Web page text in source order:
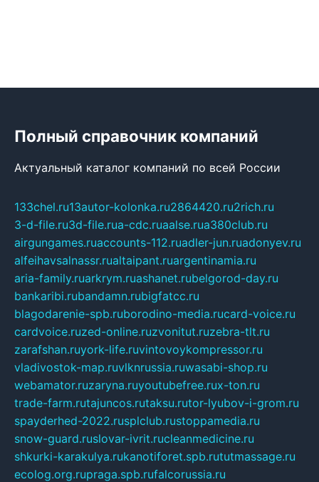
Полный справочник компаний
Актуальный каталог компаний по всей России
133chel.ru13autor-kolonka.ru2864420.ru2rich.ru
3-d-file.ru3d-file.rua-cdc.ruaalse.rua380club.ru
airgungames.ruaccounts-112.ruadler-jun.ruadonyev.ru
alfeihavsalnassr.rualtaipant.ruargentinamia.ru
aria-family.ruarkrym.ruashanet.rubelgorod-day.ru
bankaribi.rubandamn.rubigfatcc.ru
blagodarenie-spb.ruborodino-media.rucard-voice.ru
cardvoice.ruzed-online.ruzvonitut.ruzebra-tlt.ru
zarafshan.ruyork-life.ruvintovoykompressor.ru
vladivostok-map.ruvlknrussia.ruwasabi-shop.ru
webamator.ruzaryna.ruyoutubefree.rux-ton.ru
trade-farm.rutajuncos.rutaksu.rutor-lyubov-i-grom.ru
spayderhed-2022.rusplclub.rustoppamedia.ru
snow-guard.ruslovar-ivrit.rucleanmedicine.ru
shkurki-karakulya.rukanotiforet.spb.rututmassage.ru
ecolog.org.rupraga.spb.rufalcorussia.ru